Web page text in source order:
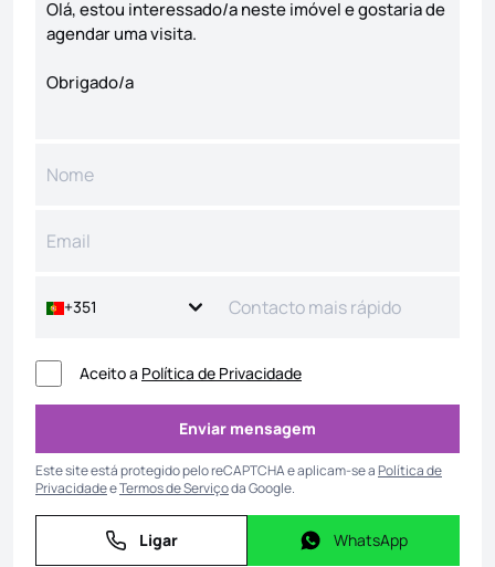
+351
Aceito a Política de Privacidade
Enviar mensagem
Enviar mensagem
Este site está protegido pelo reCAPTCHA e aplicam-se aPolítica de
PrivacidadeeTermos de Serviçoda Google.
Ligar
Ligar WhatsApp
WhatsApp